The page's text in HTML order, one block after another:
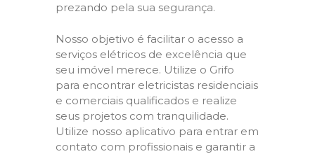
prezando pela sua segurança.
Nosso objetivo é facilitar o acesso a
serviços elétricos de excelência que
seu imóvel merece. Utilize o Grifo
para encontrar eletricistas residenciais
e comerciais qualificados e realize
seus projetos com tranquilidade.
Utilize nosso aplicativo para entrar em
contato com profissionais e garantir a